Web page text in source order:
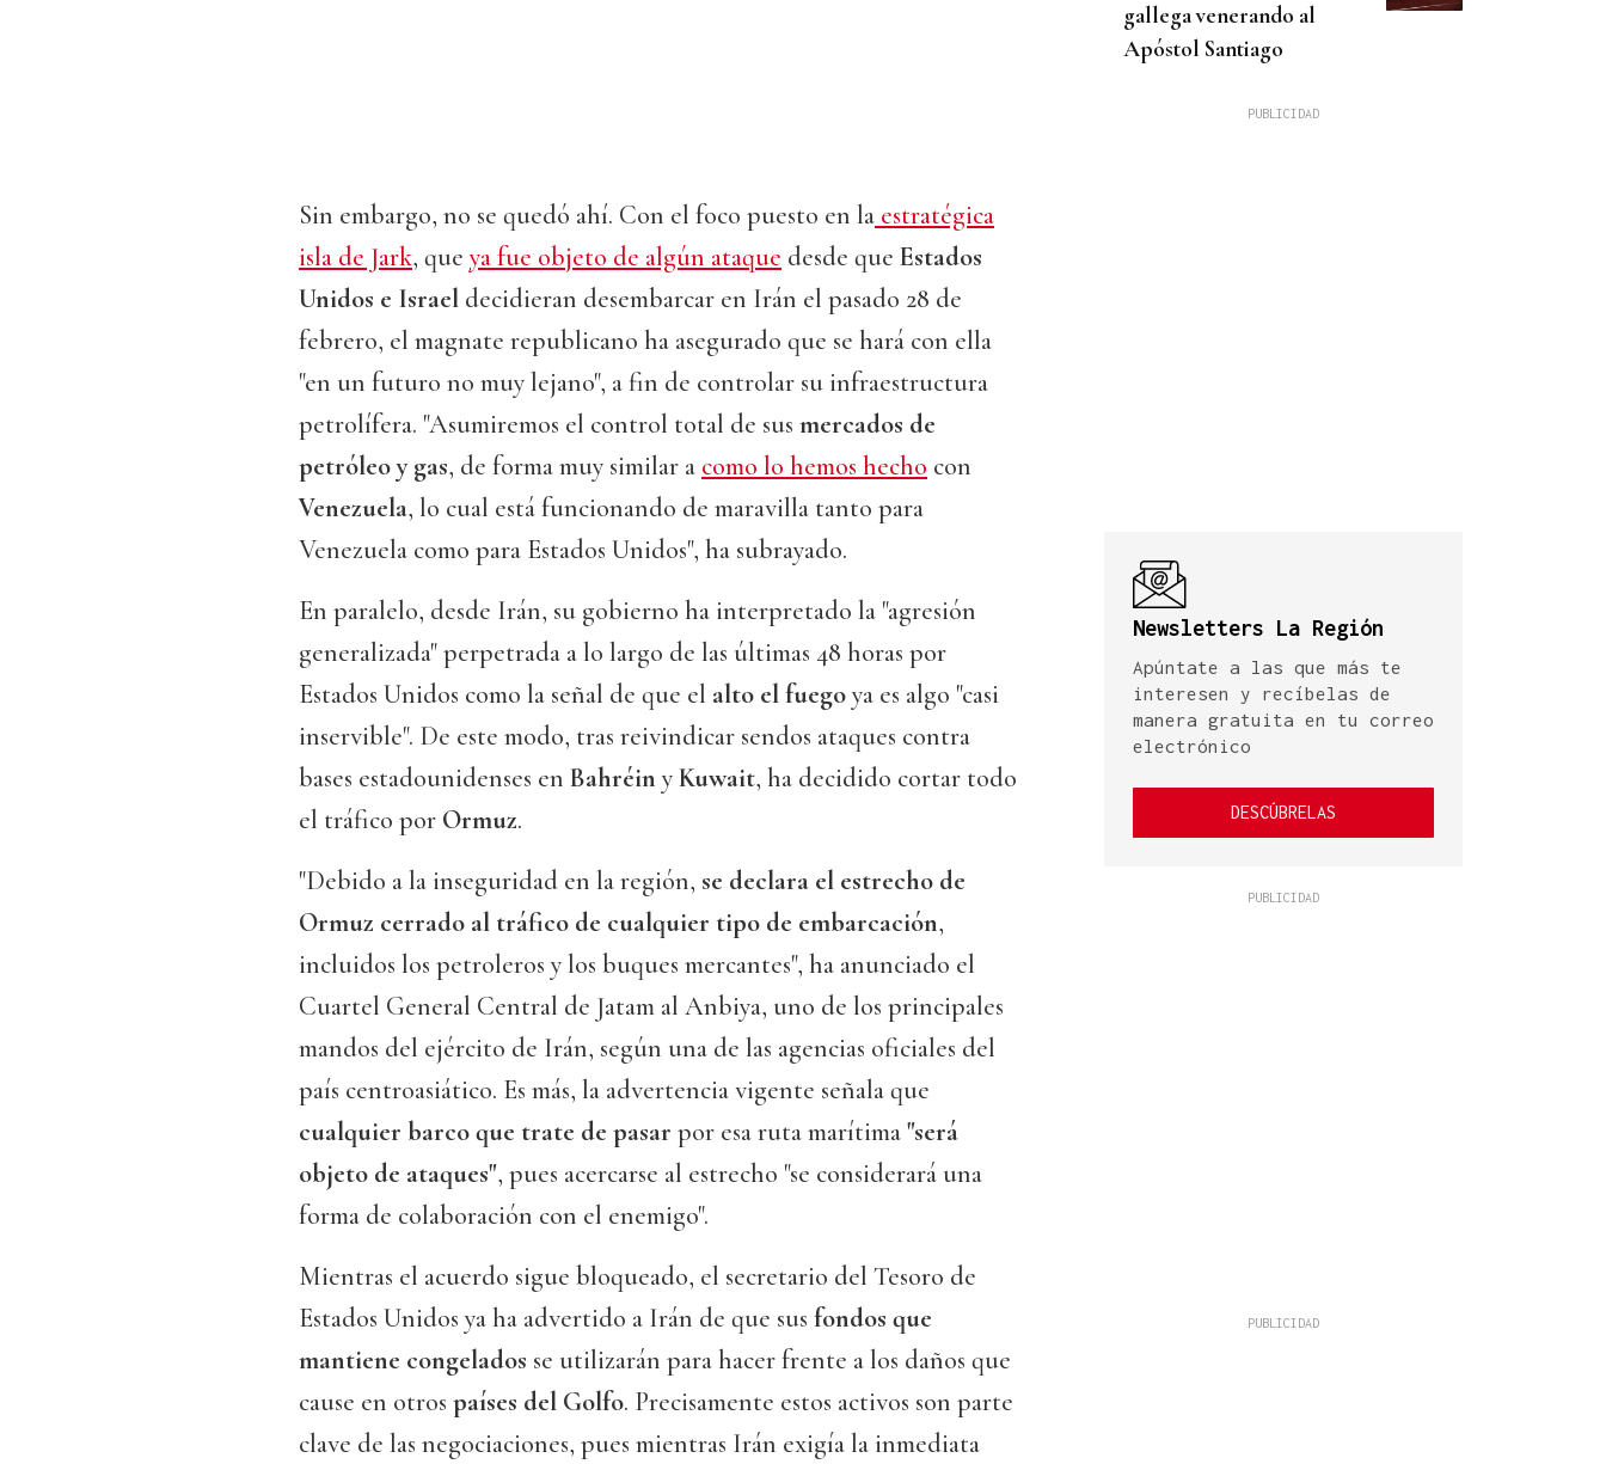
Sin embargo, no se quedó ahí. Con el foco puesto en la estratégica
isla de Jark, que ya fue objeto de algún ataque desde que Estados
Unidos e Israel decidieran desembarcar en Irán el pasado 28 de
febrero, el magnate republicano ha asegurado que se hará con ella
"en un futuro no muy lejano", a fin de controlar su infraestructura
petrolífera. "Asumiremos el control total de sus mercados de
petróleo y gas, de forma muy similar a como lo hemos hecho con
Venezuela, lo cual está funcionando de maravilla tanto para
Venezuela como para Estados Unidos", ha subrayado.
En paralelo, desde Irán, su gobierno ha interpretado la "agresión
generalizada" perpetrada a lo largo de las últimas 48 horas por
Estados Unidos como la señal de que el alto el fuegoya es algo "casi
inservible". De este modo, tras reivindicar sendos ataques contra
bases estadounidenses en Bahréin yKuwait, ha decidido cortar todo
el tráfico por Ormuz.
"Debido a la inseguridad en la región, se declara el estrecho de
Ormuz cerrado al tráfico de cualquier tipo de embarcación,
incluidos los petroleros y los buques mercantes", ha anunciado el
Cuartel General Central de Jatam al Anbiya, uno de los principales
mandos del ejército de Irán, según una de las agencias oficiales del
país centroasiático. Es más, la advertencia vigente señala que
cualquier barco que trate de pasar por esa ruta marítima"será
objeto de ataques", pues acercarse al estrecho "se considerará una
forma de colaboración con el enemigo".
Mientras el acuerdo sigue bloqueado, el secretario del Tesoro de
Estados Unidos ya ha advertido a Irán de que sus fondos que
mantiene congelados se utilizarán para hacer frente a los daños que
cause en otros países del Golfo. Precisamente estos activos son parte
clave de las negociaciones, pues mientras Irán exigía la inmediata
gallega venerando al
Apóstol Santiago
Newsletters La Región
Apúntate a las que más te
interesen y recíbelas de
manera gratuita en tu correo
electrónico
DESCÚBRELAS